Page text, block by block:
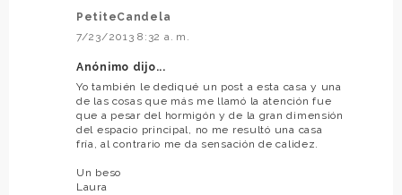
PetiteCandela
7/23/2013 8:32 a. m.
Anónimo dijo...
Yo también le dediqué un post a esta casa y una
de las cosas que más me llamó la atención fue
que a pesar del hormigón y de la gran dimensión
del espacio principal, no me resultó una casa
fría, al contrario me da sensación de calidez.
Un beso
Laura